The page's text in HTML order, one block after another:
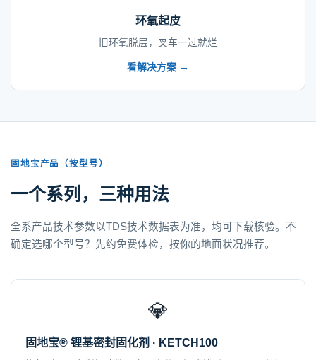
环氧起皮
旧环氧脱层，叉车一过就烂
看解决方案 →
固地宝产品（按型号）
一个系列，三种用法
全系产品技术参数以TDS技术数据表为准，均可下载核验。不
确定选哪个型号？先约免费体检，按你的地面状况推荐。
💎
固地宝® 锂基密封固化剂 · KETCH100